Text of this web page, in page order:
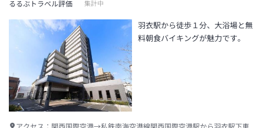
るるぶトラベル評価 集計中
羽衣駅から徒歩１分、大浴場と無
料朝食バイキングが魅力です。